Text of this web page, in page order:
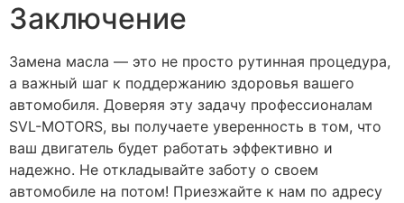
Заключение
Замена масла — это не просто рутинная процедура,
а важный шаг к поддержанию здоровья вашего
автомобиля. Доверяя эту задачу профессионалам
SVL-MOTORS, вы получаете уверенность в том, что
ваш двигатель будет работать эффективно и
надежно. Не откладывайте заботу о своем
автомобиле на потом! Приезжайте к нам по адресу